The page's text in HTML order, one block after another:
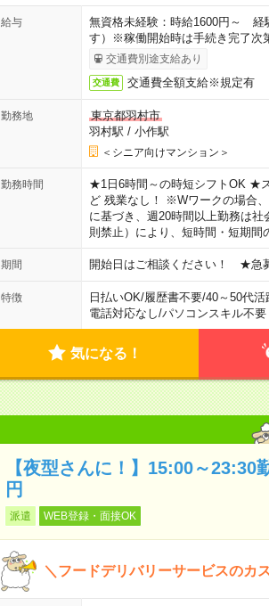
給与
無資格未経験：時給1600円～ 経
す）※稼働開始時は手続き完了次
交通費別途支給あり
交通費 交通費全額支給※規定有
勤務地
東京都羽村市
羽村駅 / 小作駅
＜シニア向けマンション＞
勤務時間
★1日6時間～の時短シフトOK ★
ど 残業なし！ ※Wワークの場合
に基づき、週20時間以上勤務は
則禁止）により、短時間・短期間
期間 開始日はご相談ください！ ★急
特徴 日払いOK/履歴書不要/40～50代活
電話対応なし/パソコンスキル不要
気になる！
【夜型さんに！】15:00～
円
派遣 WEB登録・面接OK
＼フードデリバリーサービスのカ